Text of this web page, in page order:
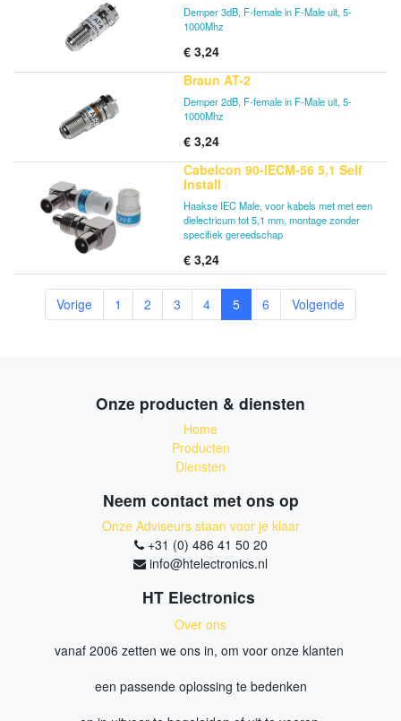
Demper 3dB, F-female in F-Male uit, 5-
1000Mhz
€ 3,24
Braun AT-2
Demper 2dB, F-female in F-Male uit, 5-
1000Mhz
€ 3,24
Cabelcon 90-IECM-56 5,1 Self
Install
Haakse IEC Male, voor kabels met met een
dielectricum tot 5,1 mm, montage zonder
specifiek gereedschap
€ 3,24
Vorige 1 2 3 4 5 6 Volgende
Onze producten & diensten
Home
Producten
Diensten
Neem contact met ons op
Onze Adviseurs staan voor je klaar
+31 (0) 486 41 50 20
info@htelectronics.nl
HT Electronics
Over ons
vanaf 2006 zetten we ons in, om voor onze klanten
een passende oplossing te bedenken